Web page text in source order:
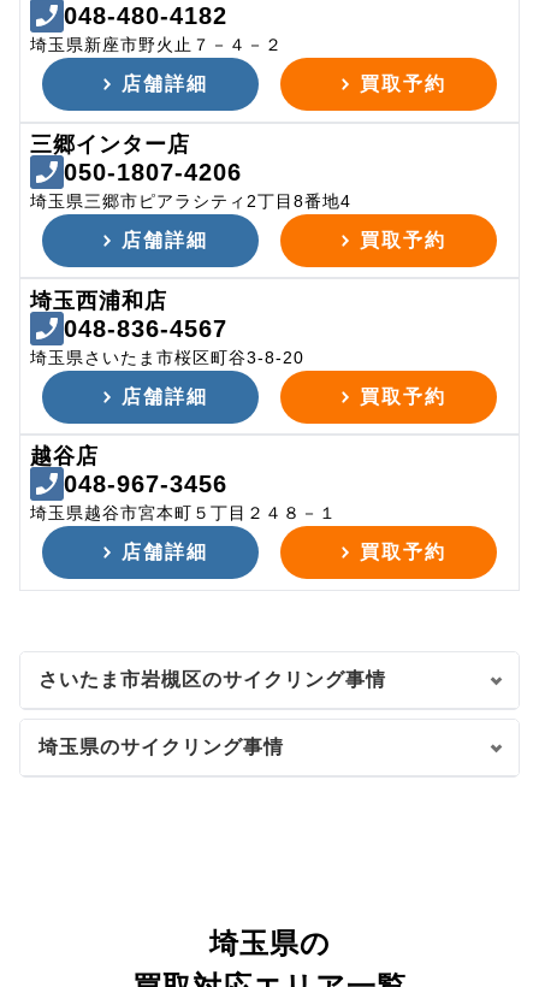
048-480-4182
埼玉県新座市野火止７－４－２
店舗詳細 買取予約
三郷インター店
050-1807-4206
埼玉県三郷市ピアラシティ2丁目8番地4
店舗詳細 買取予約
埼玉西浦和店
048-836-4567
埼玉県さいたま市桜区町谷3-8-20
店舗詳細 買取予約
越谷店
048-967-3456
埼玉県越谷市宮本町５丁目２４８－１
店舗詳細 買取予約
さいたま市岩槻区のサイクリング事情
埼玉県のサイクリング事情
埼玉県の